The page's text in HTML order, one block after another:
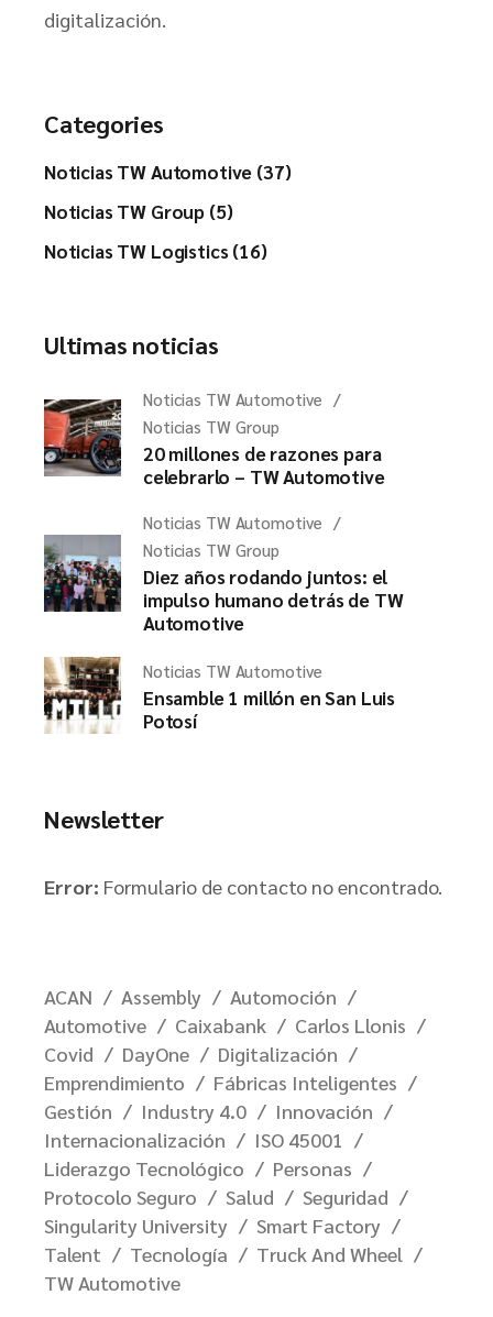
digitalización.
Categories
Noticias TW Automotive (37)
Noticias TW Group (5)
Noticias TW Logistics (16)
Ultimas noticias
Noticias TW Automotive
Noticias TW Group
20 millones de razones para
celebrarlo – TW Automotive
Noticias TW Automotive
Noticias TW Group
Diez años rodando juntos: el
impulso humano detrás de TW
Automotive
Noticias TW Automotive
Ensamble 1 millón en San Luis
Potosí
Newsletter
Error: Formulario de contacto no encontrado.
ACAN Assembly
Automoción
Automotive
Caixabank
Carlos Llonis
Covid
DayOne
Digitalización
Emprendimiento
Fábricas Inteligentes
Gestión
Industry 4.0
Innovación
Internacionalización
ISO 45001
Liderazgo Tecnológico
Personas
Protocolo Seguro
Salud
Seguridad
Singularity University
Smart Factory
Talent
Tecnología
Truck And Wheel
TW Automotive